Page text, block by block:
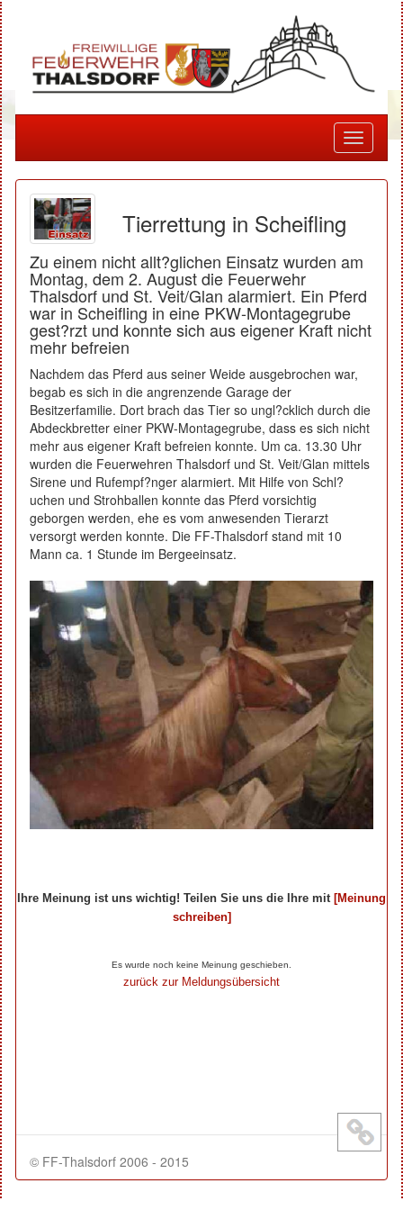
Toggle
Tierrettung in Scheifling
Zu einem nicht allt?glichen Einsatz wurden am
Montag, dem 2. August die Feuerwehr
Thalsdorf und St. Veit/Glan alarmiert. Ein Pferd
war in Scheifling in eine PKW-Montagegrube
gest?rzt und konnte sich aus eigener Kraft nicht
mehr befreien
Nachdem das Pferd aus seiner Weide ausgebrochen war,
begab es sich in die angrenzende Garage der
Besitzerfamilie. Dort brach das Tier so ungl?cklich durch die
Abdeckbretter einer PKW-Montagegrube, dass es sich nicht
mehr aus eigener Kraft befreien konnte. Um ca. 13.30 Uhr
wurden die Feuerwehren Thalsdorf und St. Veit/Glan mittels
Sirene und Rufempf?nger alarmiert. Mit Hilfe von Schl?
uchen und Strohballen konnte das Pferd vorsichtig
geborgen werden, ehe es vom anwesenden Tierarzt
versorgt werden konnte. Die FF-Thalsdorf stand mit 10
Mann ca. 1 Stunde im Bergeeinsatz.
Ihre Meinung ist uns wichtig! Teilen Sie uns die Ihre mit [Meinung
schreiben]
Es wurde noch keine Meinung geschieben.
zurück zur Meldungsübersicht
© FF-Thalsdorf 2006 - 2015